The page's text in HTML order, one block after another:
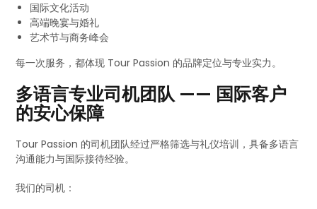
国际文化活动
高端晚宴与婚礼
艺术节与商务峰会
每一次服务，都体现 Tour Passion 的品牌定位与专业实力。
多语言专业司机团队 —— 国际客户
的安心保障
Tour Passion 的司机团队经过严格筛选与礼仪培训，具备多语言
沟通能力与国际接待经验。
我们的司机：